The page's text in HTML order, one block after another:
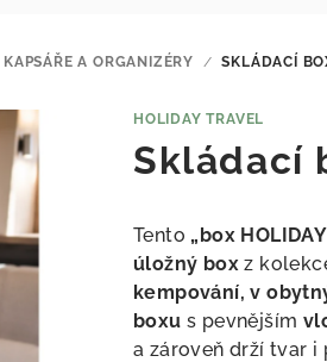
KAPSÁŘE A ORGANIZÉRY / SKLÁDACÍ
HOLIDAY TRAVEL
Skládací
Tento „box
úložný box z
kempování, v
boxu s pevnějším
a zároveň drží tvar i